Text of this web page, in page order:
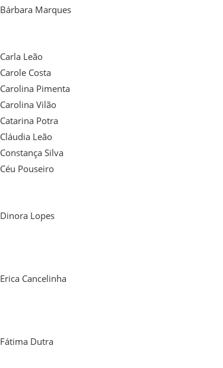
Bárbara Marques
Carla Leão
Carole Costa
Carolina Pimenta
Carolina Vilão
Catarina Potra
Cláudia Leão
Constança Silva
Céu Pouseiro
Dinora Lopes
Erica Cancelinha
Fátima Dutra